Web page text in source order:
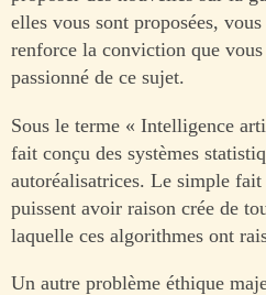
elles vous sont proposées,
renforce la conviction que
passionné de ce sujet.
Sous le terme « Intelligence
fait conçu des systèmes
autoréalisatrices. Le simple fait
puissent avoir raison crée de
laquelle ces algorithmes ont
Un autre problème éthique